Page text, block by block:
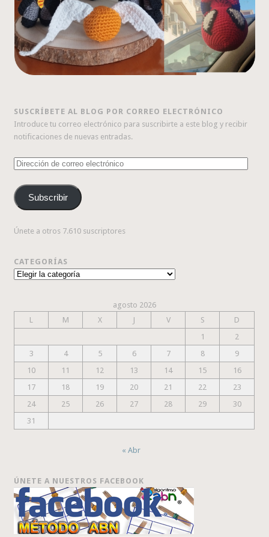
SUSCRÍBETE AL BLOG POR CORREO ELECTRÓNICO
Introduce tu correo electrónico para suscribirte a este blog y recibir
notificaciones de nuevas entradas.
Dirección
correo
electrónico
Subscribir
Únete a otros 7.610 suscriptores
CATEGORÍAS
Categorías
agosto 2026
L
M X J V S
D
1
2
3
4 5 6 7 8
9
10
11 12 13 14 15
16
17
18 19 20 21 22
23
24
25 26 27 28 29
30
31
« Abr
ÚNETE A NUESTROS FACEBOOK